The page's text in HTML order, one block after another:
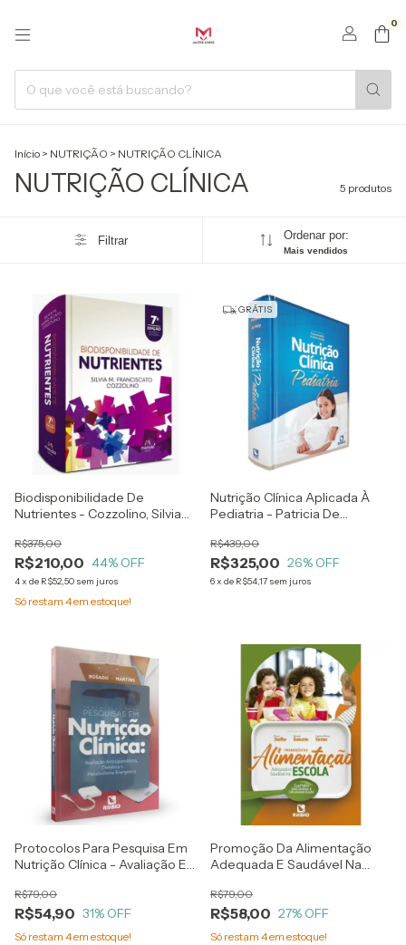
0
Início > NUTRIÇÃO > NUTRIÇÃO CLÍNICA
NUTRIÇÃO CLÍNICA 5 produtos
Filtrar Ordenar por:
Mais vendidos
Biodisponibilidade De
Nutrientes - Cozzolino, Silvia
R$210,00
R$375,00
44% OFF
4x de R$52,50 sem juros
Só restam 4em estoque!
GRÁTIS
Nutrição Clínica Aplicada À
Pediatria - Patricia De
Accioly
R$325,00
R$439,00
26% OFF
6x de R$54,17 sem juros
Protocolos Para Pesquisa Em
Nutrição Clínica - Avaliação E
Metabolismo Energético
R$54,90
R$79,00
31% OFF
Só restam 4em estoque!
Promoção Da Alimentação
Adequada E Saudável Na
Cantinas E Comunidade
Escolar
R$58,00
R$79,00
27% OFF
Só restam 4em estoque!